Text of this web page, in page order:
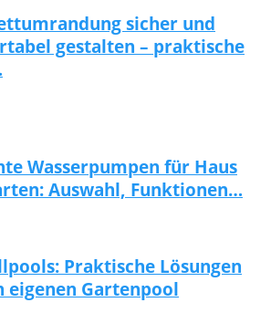
sicher und
gestalten – praktische
Wasserpumpen für Haus
Auswahl, Funktionen…
Praktische Lösungen
eigenen Gartenpool